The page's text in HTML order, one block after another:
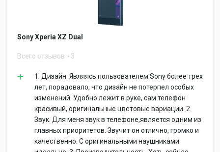
Sony Xperia XZ Dual
Всего отзывов 3
1. Дизайн. Являясь пользователем Sony более трех
лет, порадовало, что дизайн не потерпел особых
изменений. Удобно лежит в руке, сам телефон
красивый, оригинальные цветовые вариации. 2.
Звук. Для меня звук в телефоне,является одним из
главных приоритетов. Звучит он отлично, громко и
качественно. С оригинальными наушниками